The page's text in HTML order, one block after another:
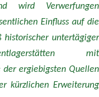
wird Verwerfungen
Einfluss auf die
historischer untertägiger
mit
ergiebigsten Quellen
kürzlichen Erweiterung